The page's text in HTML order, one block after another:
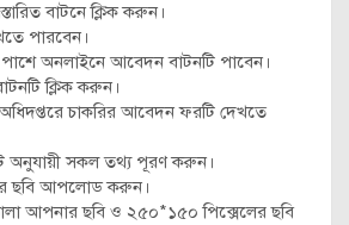
বাটনে ক্লিক করুন।
পারবেন।
অনলাইনে আবেদন বাটনটি পাবেন।
ক্লিক করুন।
চাকরির আবেদন ফরটি দেখতে
অনুযায়ী সকল তথ্য পূরণ করুন।
ছবি আপলোড করুন।
আপনার ছবি ও ২৫০*১৫০ পিক্সেলের ছবি